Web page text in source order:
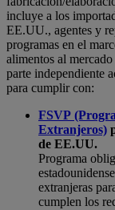
incluye a los
EE.UU., agentes y
programas en el
alimentos al
parte independiente
para cumplir con:
FSVP
Extranjeros)
de EE.UU.
Programa
extranjeras
cumplen los